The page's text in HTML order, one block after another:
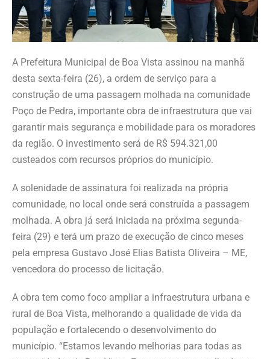
A Prefeitura Municipal de Boa Vista assinou na manhã
desta sexta-feira (26), a ordem de serviço para a
construção de uma passagem molhada na comunidade
Poço de Pedra, importante obra de infraestrutura que vai
garantir mais segurança e mobilidade para os moradores
da região. O investimento será de R$ 594.321,00
custeados com recursos próprios do município.
A solenidade de assinatura foi realizada na própria
comunidade, no local onde será construída a passagem
molhada. A obra já será iniciada na próxima segunda-
feira (29) e terá um prazo de execução de cinco meses
pela empresa Gustavo José Elias Batista Oliveira – ME,
vencedora do processo de licitação.
A obra tem como foco ampliar a infraestrutura urbana e
rural de Boa Vista, melhorando a qualidade de vida da
população e fortalecendo o desenvolvimento do
município. “Estamos levando melhorias para todas as